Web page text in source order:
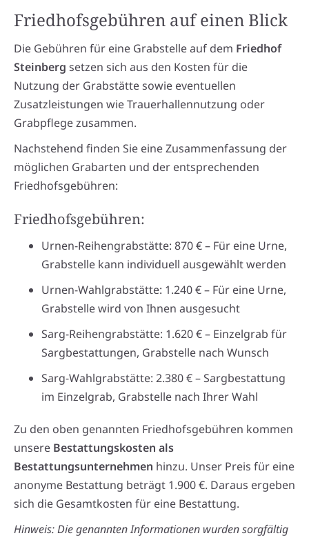
Friedhofsgebühren auf einen Blick
Die Gebühren für eine Grabstelle auf dem Friedhof
Steinberg setzen sich aus den Kosten für die
Nutzung der Grabstätte sowie eventuellen
Zusatzleistungen wie Trauerhallennutzung oder
Grabpflege zusammen.
Nachstehend finden Sie eine Zusammenfassung der
möglichen Grabarten und der entsprechenden
Friedhofsgebühren:
Friedhofsgebühren:
Urnen-Reihengrabstätte: 870 € – Für eine Urne,
Grabstelle kann individuell ausgewählt werden
Urnen-Wahlgrabstätte: 1.240 € – Für eine Urne,
Grabstelle wird von Ihnen ausgesucht
Sarg-Reihengrabstätte: 1.620 € – Einzelgrab für
Sargbestattungen, Grabstelle nach Wunsch
Sarg-Wahlgrabstätte: 2.380 € – Sargbestattung
im Einzelgrab, Grabstelle nach Ihrer Wahl
Zu den oben genannten Friedhofsgebühren kommen
unsere Bestattungskosten als
Bestattungsunternehmen hinzu. Unser Preis für eine
anonyme Bestattung beträgt 1.900 €. Daraus ergeben
sich die Gesamtkosten für eine Bestattung.
Hinweis: Die genannten Informationen wurden sorgfältig